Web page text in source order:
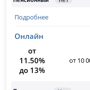
Подробнее
Онлайн
от
11.50%
до 13%
от 10